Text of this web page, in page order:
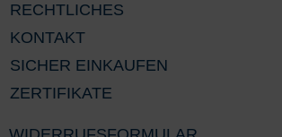
RECHTLICHES
KONTAKT
SICHER EINKAUFEN
ZERTIFIKATE